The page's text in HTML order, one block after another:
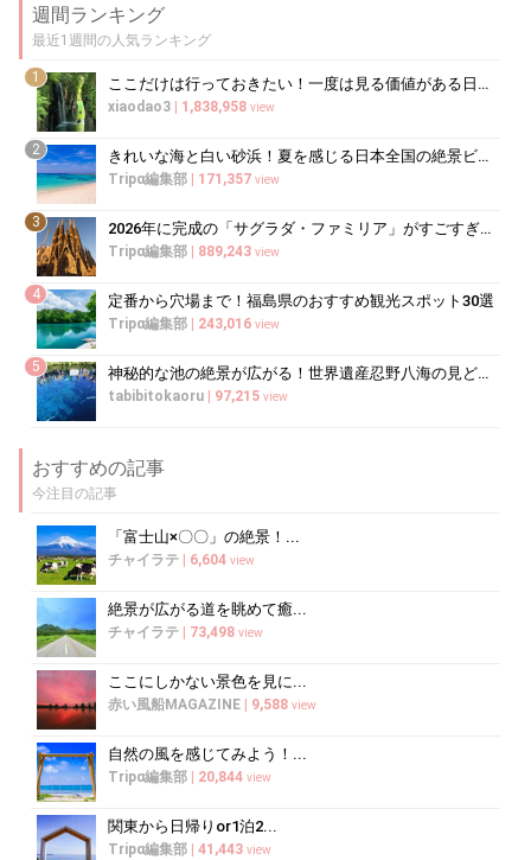
週間ランキング
最近1週間の人気ランキング
1 ここだけは行っておきたい！一度は見る価値がある日本の絶景20選
xiaodao3 1,838,958 view
2 きれいな海と白い砂浜！夏を感じる日本全国の絶景ビーチ20選
Tripα編集部 171,357 view
3 2026年に完成の「サグラダ・ファミリア」がすごすぎる！驚異的な工期短縮はなぜ？
Tripα編集部 889,243 view
4 定番から穴場まで！福島県のおすすめ観光スポット30選
Tripα編集部 243,016 view
5 神秘的な池の絶景が広がる！世界遺産忍野八海の見どころと楽しみ方
tabibitokaoru 97,215 view
おすすめの記事
今注目の記事
「富士山×〇〇」の絶景！...
チャイラテ 6,604 view
絶景が広がる道を眺めて癒...
チャイラテ 73,498 view
ここにしかない景色を見に...
赤い風船MAGAZINE 9,588 view
自然の風を感じてみよう！...
Tripα編集部 20,844 view
関東から日帰りor1泊2...
Tripα編集部 41,443 view